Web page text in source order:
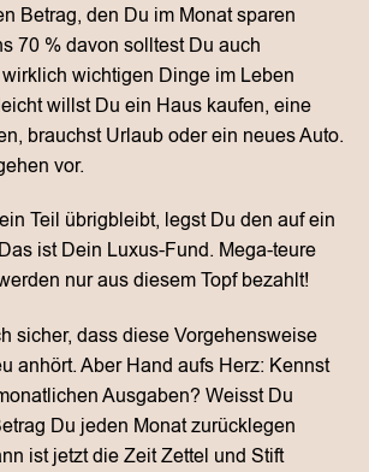
Betrag, den Du im Monat sparen
70 % davon solltest Du auch
wichtigen Dinge im Leben
willst Du ein Haus kaufen, eine
brauchst Urlaub oder ein neues Auto.
vor.
Teil übrigbleibt, legst Du den auf ein
ist Dein Luxus-Fund. Mega-teure
nur aus diesem Topf bezahlt!
sicher, dass diese Vorgehensweise
anhört. Aber Hand aufs Herz: Kennst
Ausgaben? Weisst Du
Du jeden Monat zurücklegen
ist jetzt die Zeit Zettel und Stift